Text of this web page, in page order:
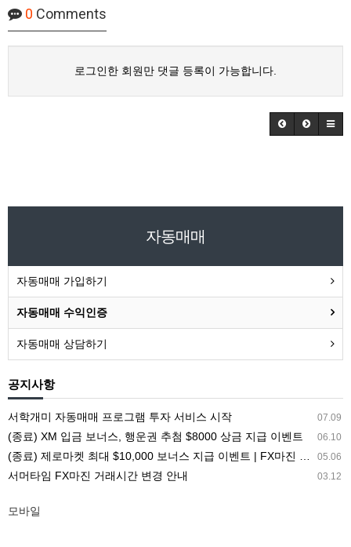
0 Comments
로그인한 회원만 댓글 등록이 가능합니다.
자동매매
자동매매 가입하기
자동매매 수익인증
자동매매 상담하기
공지사항
07.09
서학개미 자동매매 프로그램 투자 서비스 시작
06.10
(종료) XM 입금 보너스, 행운권 추첨 $8000 상금 지급 이벤트
05.06
(종료) 제로마켓 최대 $10,000 보너스 지급 이벤트 | FX마진 해외거래소 ZEROMARKETS
03.12
서머타임 FX마진 거래시간 변경 안내
모바일